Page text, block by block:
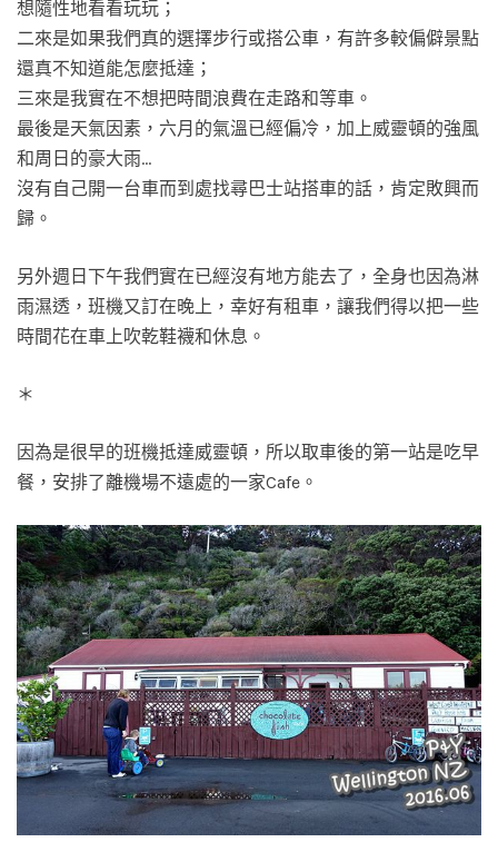
想隨性地看看玩玩；
二來是如果我們真的選擇步行或搭公車，有許多較偏僻景點
還真不知道能怎麼抵達；
三來是我實在不想把時間浪費在走路和等車。
最後是天氣因素，六月的氣溫已經偏冷，加上威靈頓的強風
和周日的豪大雨…
沒有自己開一台車而到處找尋巴士站搭車的話，肯定敗興而
歸。
另外週日下午我們實在已經沒有地方能去了，全身也因為淋
雨濕透，班機又訂在晚上，幸好有租車，讓我們得以把一些
時間花在車上吹乾鞋襪和休息。
＊
因為是很早的班機抵達威靈頓，所以取車後的第一站是吃早
餐，安排了離機場不遠處的一家Cafe。